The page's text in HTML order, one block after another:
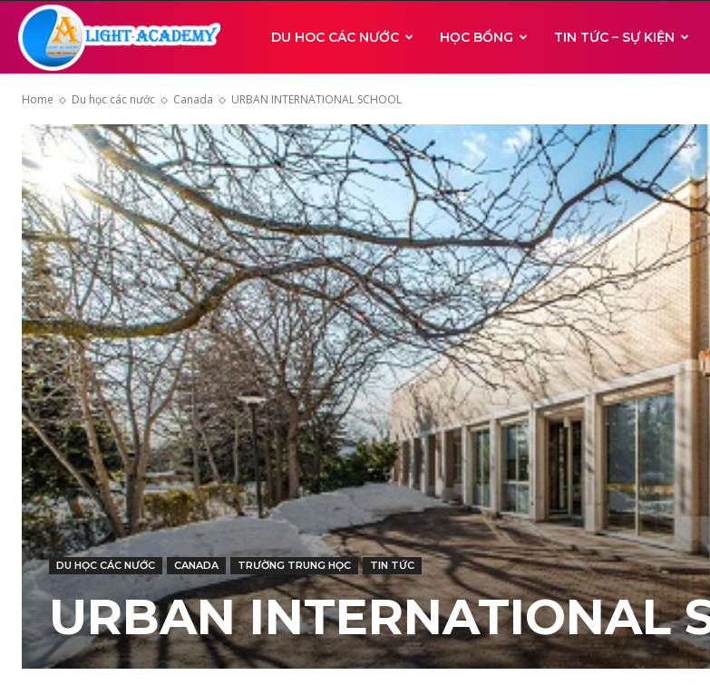
Light
Academy
DU HOC CÁC NƯỚC HỌC BỔNG TIN TỨC – SỰ KIỆN
Home Du học các nước Canada URBAN INTERNATIONAL SCHOOL
DU HỌC CÁC NƯỚC CANADA TRƯỜNG TRUNG HỌC TIN TỨC
URBAN INTERNATIONAL